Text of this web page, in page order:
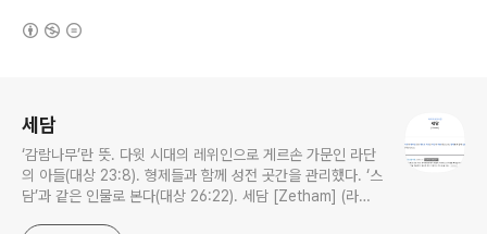
세담
‘감람나무’란 뜻. 다윗 시대의 레위인으로 게르손 가문인 라단
의 아들(대상 23:8). 형제들과 함께 성전 곳간을 관리했다. ‘스
담’과 같은 인물로 본다(대상 26:22). 세담 [Zetham] (라이